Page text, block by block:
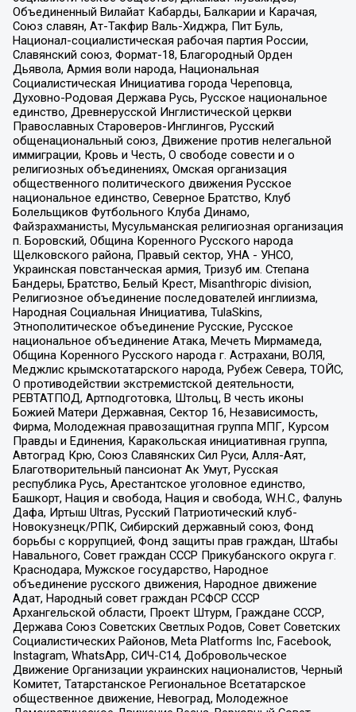
Объединенный Вилайат Кабарды, Балкарии и Карачая,
Союз славян, Ат-Такфир Валь-Хиджра, Пит Буль,
Национал-социалистическая рабочая партия России,
Славянский союз, Формат-18, Благородный Орден
Дьявола, Армия воли народа, Национальная
Социалистическая Инициатива города Череповца,
Духовно-Родовая Держава Русь, Русское национальное
единство, Древнерусской Инглистической церкви
Православных Староверов-Инглингов, Русский
общенациональный союз, Движение против нелегальной
иммиграции, Кровь и Честь, О свободе совести и о
религиозных объединениях, Омская организация
общественного политического движения Русское
национальное единство, Северное Братство, Клуб
Болельщиков Футбольного Клуба Динамо,
Файзрахманисты, Мусульманская религиозная организация
п. Боровский, Община Коренного Русского народа
Щелковского района, Правый сектор, УНА - УНСО,
Украинская повстанческая армия, Тризуб им. Степана
Бандеры, Братство, Белый Крест, Misanthropic division,
Религиозное объединение последователей инглиизма,
Народная Социальная Инициатива, TulaSkins,
Этнополитическое объединение Русские, Русское
национальное объединение Атака, Мечеть Мирмамеда,
Община Коренного Русского народа г. Астрахани, ВОЛЯ,
Меджлис крымскотатарского народа, Рубеж Севера, ТОЙС,
О противодействии экстремистской деятельности,
РЕВТАТПОД, Артподготовка, Штольц, В честь иконы
Божией Матери Державная, Сектор 16, Независимость,
Фирма, Молодежная правозащитная группа МПГ, Курсом
Правды и Единения, Каракольская инициативная группа,
Автоград Крю, Союз Славянских Сил Руси, Алля-Аят,
Благотворительный пансионат Ак Умут, Русская
республика Русь, Арестантское уголовное единство,
Башкорт, Нация и свобода, Нация и свобода, W.H.С., Фалунь
Дафа, Иртыш Ultras, Русский Патриотический клуб-
Новокузнецк/РПК, Сибирский державный союз, Фонд
борьбы с коррупцией, Фонд защиты прав граждан, Штабы
Навального, Совет граждан СССР Прикубанского округа г.
Краснодара, Мужское государство, Народное
объединение русского движения, Народное движение
Адат, Народный совет граждан РСФСР СССР
Архангельской области, Проект Штурм, Граждане СССР,
Держава Союз Советских Светлых Родов, Совет Советских
Социалистических Районов, Meta Platforms Inc, Facebook,
Instagram, WhatsApp, СИЧ-С14, Добровольческое
Движение Организации украинских националистов, Черный
Комитет, Татарстанское Региональное Всетатарское
общественное движение, Невоград, Молодежное